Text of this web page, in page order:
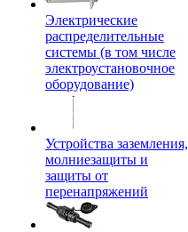
Электрические
распределительные
системы (в том числе
электроустановочное
оборудование)
Устройства заземления,
молниезащиты и
защиты от
перенапряжений